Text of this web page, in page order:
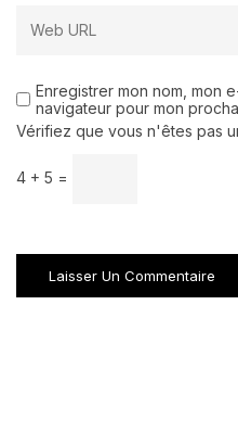
Enregistrer mon nom, mon
navigateur pour mon
Vérifiez que vous n'êtes pas
4 + 5 =